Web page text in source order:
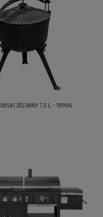
ŻELIWNY 7,5 L - 19906